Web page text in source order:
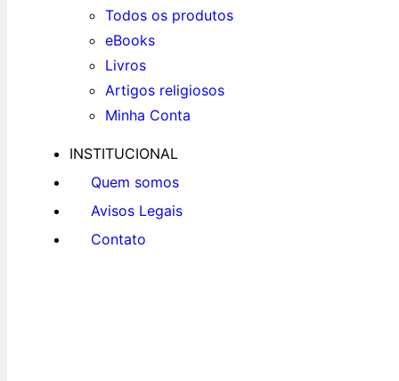
Todos os produtos
eBooks
Livros
Artigos religiosos
Minha Conta
INSTITUCIONAL
Quem somos
Avisos Legais
Contato